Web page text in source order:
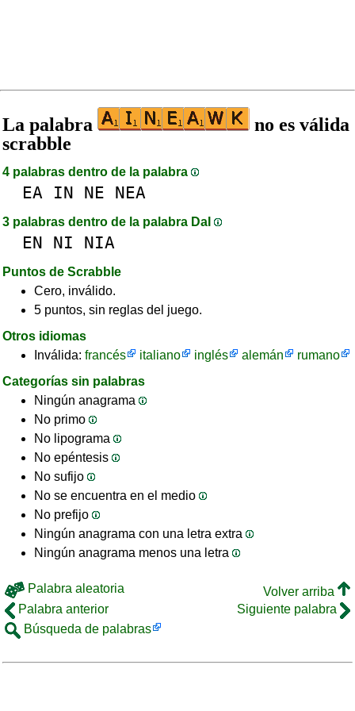
La palabra
no es válida
scrabble
4 palabras dentro de la palabra
EA IN NE NEA
3 palabras dentro de la palabra DaI
EN NI NIA
Puntos de Scrabble
Cero, inválido.
5 puntos, sin reglas del juego.
Otros idiomas
Inválida: francés italiano inglés alemán
rumano
Categorías sin palabras
Ningún anagrama
No primo
No lipograma
No epéntesis
No sufijo
No se encuentra en el medio
No prefijo
Ningún anagrama con una letra extra
Ningún anagrama menos una letra
Palabra aleatoria
Volver arriba
Palabra anterior
Siguiente palabra
Búsqueda de palabras